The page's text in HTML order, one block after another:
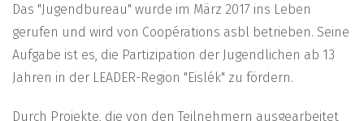
Das "Jugendbureau" wurde im März 2017 ins Leben
gerufen und wird von Coopérations asbl betrieben. Seine
Aufgabe ist es, die Partizipation der Jugendlichen ab 13
Jahren in der LEADER-Region "Eislék" zu fördern.
Durch Projekte, die von den Teilnehmern ausgearbeitet